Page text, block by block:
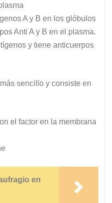
A y B en los glóbulos
Anti A y B en el plasma.
y tiene anticuerpos
sencillo y consiste en
el factor en la membrana
en